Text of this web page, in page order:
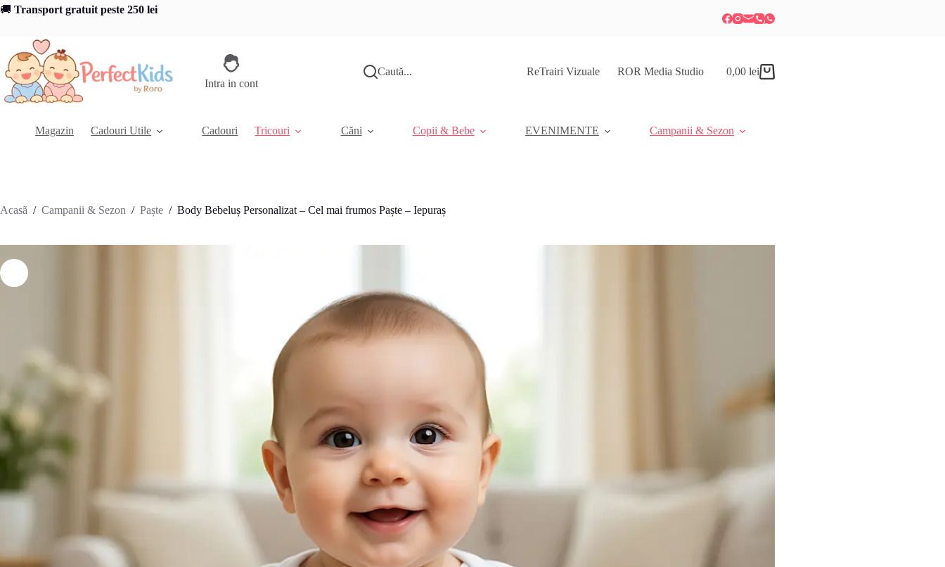
Sari
🚚 Transport gratuit peste 250 lei
Intra in cont
Caută... ReTrairi Vizuale ROR Media Studio
Coș
0,00lei
Magazin Cadouri Utile Cadouri Tricouri Căni Copii & Bebe EVENIMENTE Campanii & Sezon
Acasã / Campanii & Sezon / Paște / Body Bebeluș Personalizat – Cel mai frumos Paște – Iepuraș